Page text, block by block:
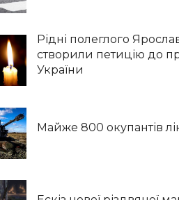
Рідні полеглого
створили петицію до
України
Майже 800 окупантів